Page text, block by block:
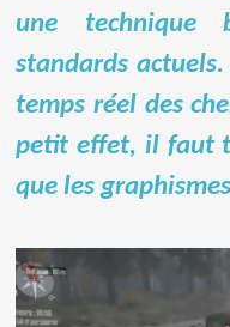
une technique
standards
temps réel des
petit effet, il faut
que les